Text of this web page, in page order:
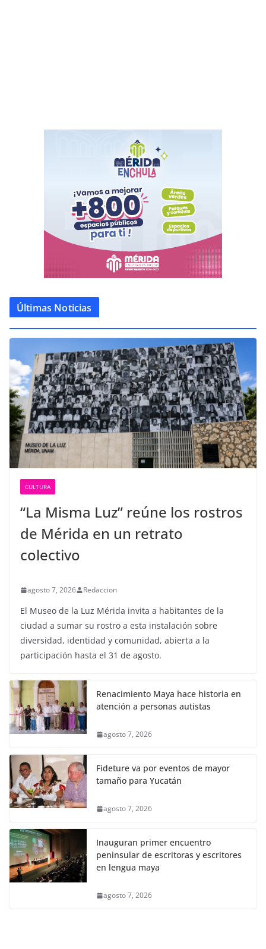
Últimas Noticias
CULTURA
“La Misma Luz” reúne los rostros
de Mérida en un retrato
colectivo
agosto 7, 2026 Redaccion
El Museo de la Luz Mérida invita a habitantes de la
ciudad a sumar su rostro a esta instalación sobre
diversidad, identidad y comunidad, abierta a la
participación hasta el 31 de agosto.
Renacimiento Maya hace historia en
atención a personas autistas
agosto 7, 2026
Fideture va por eventos de mayor
tamaño para Yucatán
agosto 7, 2026
Inauguran primer encuentro
peninsular de escritoras y escritores
en lengua maya
agosto 7, 2026